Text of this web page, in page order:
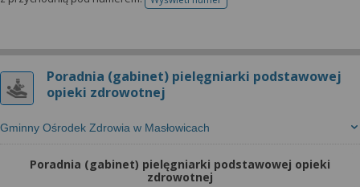
telefonu do rejestracji
Poradnia (gabinet) pielęgniarki podstawowej
opieki zdrowotnej
Gminny Ośrodek Zdrowia w Masłowicach
Poradnia (gabinet) pielęgniarki podstawowej opieki
zdrowotnej